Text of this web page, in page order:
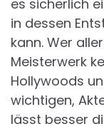
es sicherlich
in dessen
kann. Wer
Meisterwerk
Hollywoods
wichtigen,
lässt besser